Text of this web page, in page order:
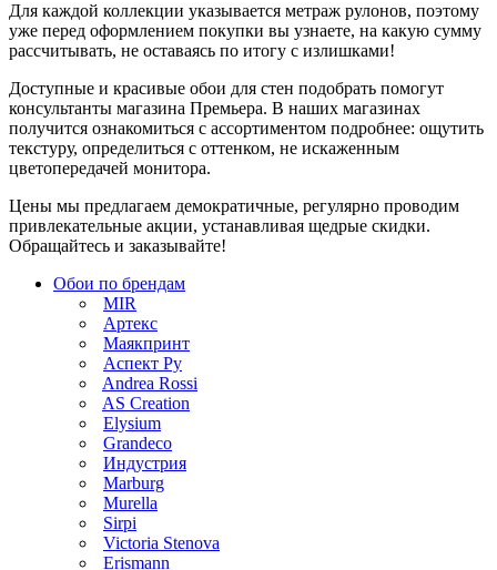
Для каждой коллекции указывается метраж рулонов, поэтому
уже перед оформлением покупки вы узнаете, на какую сумму
рассчитывать, не оставаясь по итогу с излишками!
Доступные и красивые обои для стен подобрать помогут
консультанты магазина Премьера. В наших магазинах
получится ознакомиться с ассортиментом подробнее: ощутить
текстуру, определиться с оттенком, не искаженным
цветопередачей монитора.
Цены мы предлагаем демократичные, регулярно проводим
привлекательные акции, устанавливая щедрые скидки.
Обращайтесь и заказывайте!
Обои по брендам
MIR
Артекс
Маякпринт
Аспект Ру
Andrea Rossi
AS Creation
Elysium
Grandeco
Индустрия
Marburg
Murella
Sirpi
Victoria Stenova
Erismann